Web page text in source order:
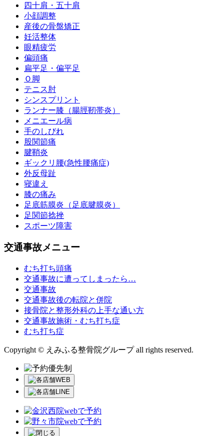
四十肩・五十肩
小顔調整
産後の骨盤矯正
妊活整体
眼精疲労
偏頭痛
扁平足・偏平足
Ｏ脚
テニス肘
シンスプリント
ランナー膝（腸脛靭帯炎）
メニエール病
手のしびれ
股関節痛
腱鞘炎
ギックリ腰(急性腰痛症)
外反母趾
寝違え
膝の痛み
足底筋膜炎（足底腱膜炎）
足関節捻挫
スポーツ障害
交通事故メニュー
むち打ち頭痛
交通事故に遭ってしまったら…
交通事故
交通事故後の転院と併院
接骨院と整形外科の上手な通い方
交通事故施術・むち打ち症
むち打ち症
Copyright © えみふる整骨院グループ all rights reserved.